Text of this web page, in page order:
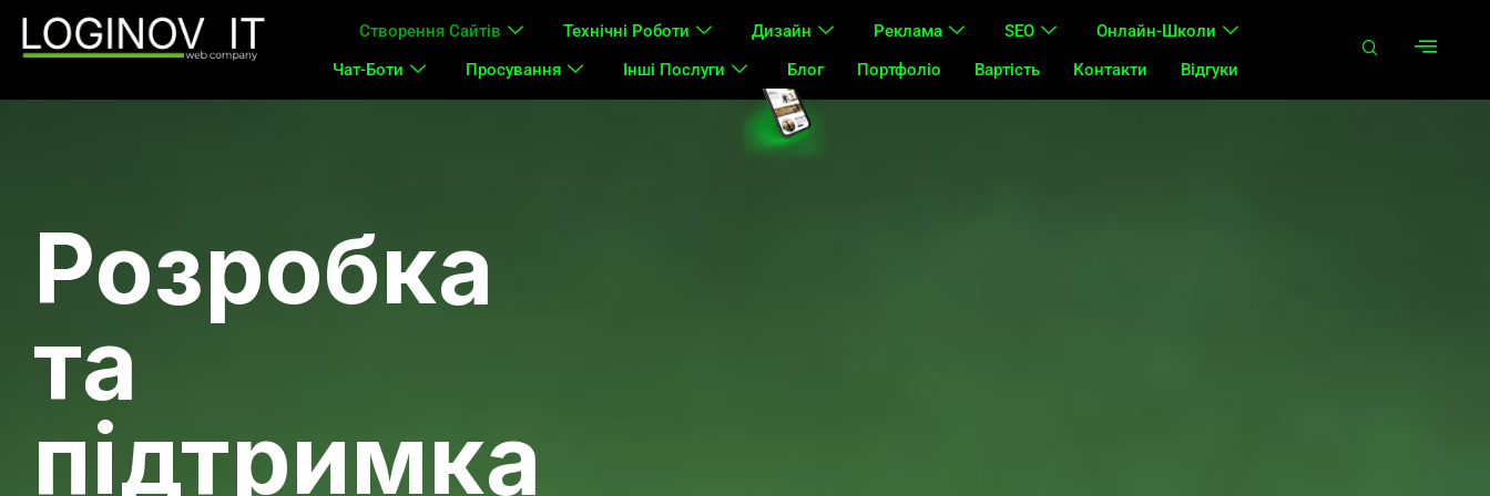
Створення Сайтів Технічні Роботи Дизайн Реклама SEO
Онлайн-Школи
Чат-Боти
Просування Інші Послуги Блог Портфоліо Вартість Контакти Відгуки
Розробка
та
підтримка